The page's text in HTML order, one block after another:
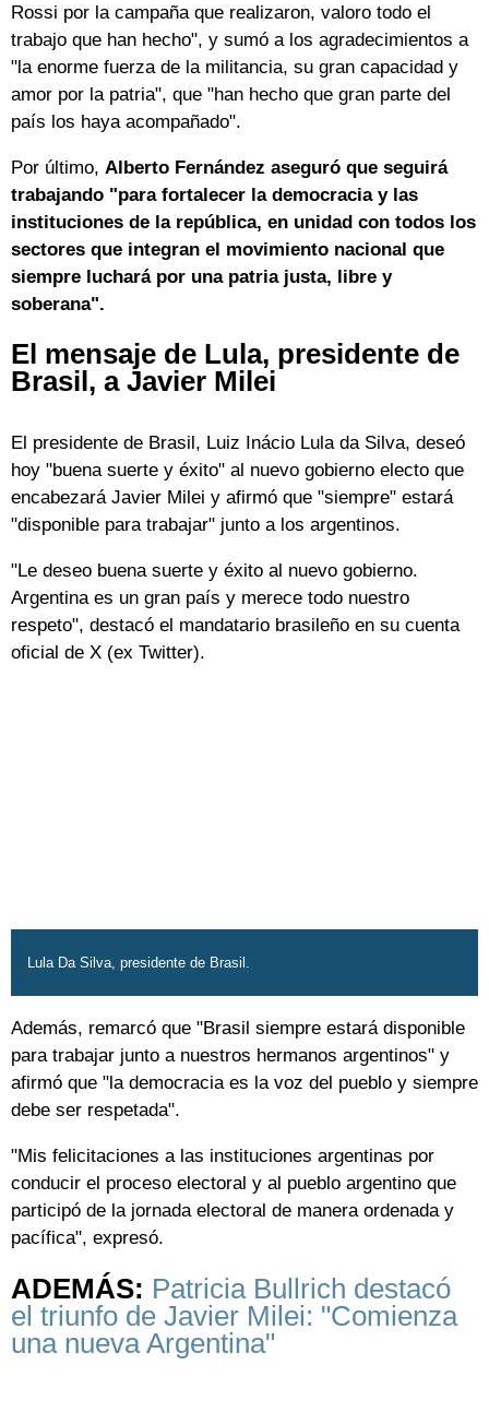
Rossi por la campaña que realizaron, valoro todo el
trabajo que han hecho", y sumó a los agradecimientos a
"la enorme fuerza de la militancia, su gran capacidad y
amor por la patria", que "han hecho que gran parte del
país los haya acompañado".
Por último, Alberto Fernández aseguró que seguirá
trabajando "para fortalecer la democracia y las
instituciones de la república, en unidad con todos los
sectores que integran el movimiento nacional que
siempre luchará por una patria justa, libre y
soberana".
El mensaje de Lula, presidente de
Brasil, a Javier Milei
El presidente de Brasil, Luiz Inácio Lula da Silva, deseó
hoy "buena suerte y éxito" al nuevo gobierno electo que
encabezará Javier Milei y afirmó que "siempre" estará
"disponible para trabajar" junto a los argentinos.
"Le deseo buena suerte y éxito al nuevo gobierno.
Argentina es un gran país y merece todo nuestro
respeto", destacó el mandatario brasileño en su cuenta
oficial de X (ex Twitter).
Lula Da Silva, presidente de Brasil.
Además, remarcó que "Brasil siempre estará disponible
para trabajar junto a nuestros hermanos argentinos" y
afirmó que "la democracia es la voz del pueblo y siempre
debe ser respetada".
"Mis felicitaciones a las instituciones argentinas por
conducir el proceso electoral y al pueblo argentino que
participó de la jornada electoral de manera ordenada y
pacífica", expresó.
ADEMÁS: Patricia Bullrich destacó
el triunfo de Javier Milei: "Comienza
una nueva Argentina"